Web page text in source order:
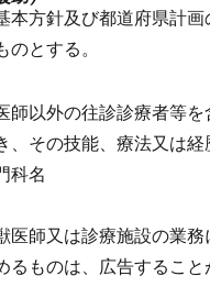
本方針及び都道府県計
とする。
以外の往診診療者等を
その技能、療法又は
科名
医師又は診療施設の業
ものは、広告すること